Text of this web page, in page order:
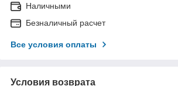
Наличными
Безналичный расчет
Все условия оплаты
Условия возврата